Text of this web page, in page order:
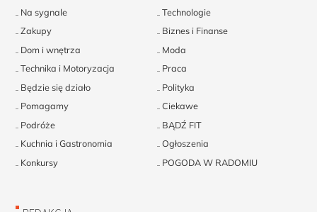
Na sygnale
Technologie
Zakupy
Biznes i Finanse
Dom i wnętrza
Moda
Technika i Motoryzacja
Praca
Będzie się działo
Polityka
Pomagamy
Ciekawe
Podróże
BĄDŹ FIT
Kuchnia i Gastronomia
Ogłoszenia
Konkursy
POGODA W RADOMIU